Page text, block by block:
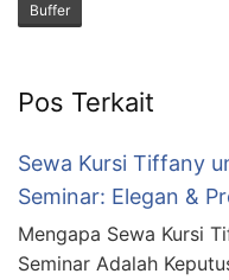
Buffer
Pos Terkait
Sewa Kursi Tiffany
Seminar: Elegan &
Mengapa Sewa Kursi
Seminar Adalah